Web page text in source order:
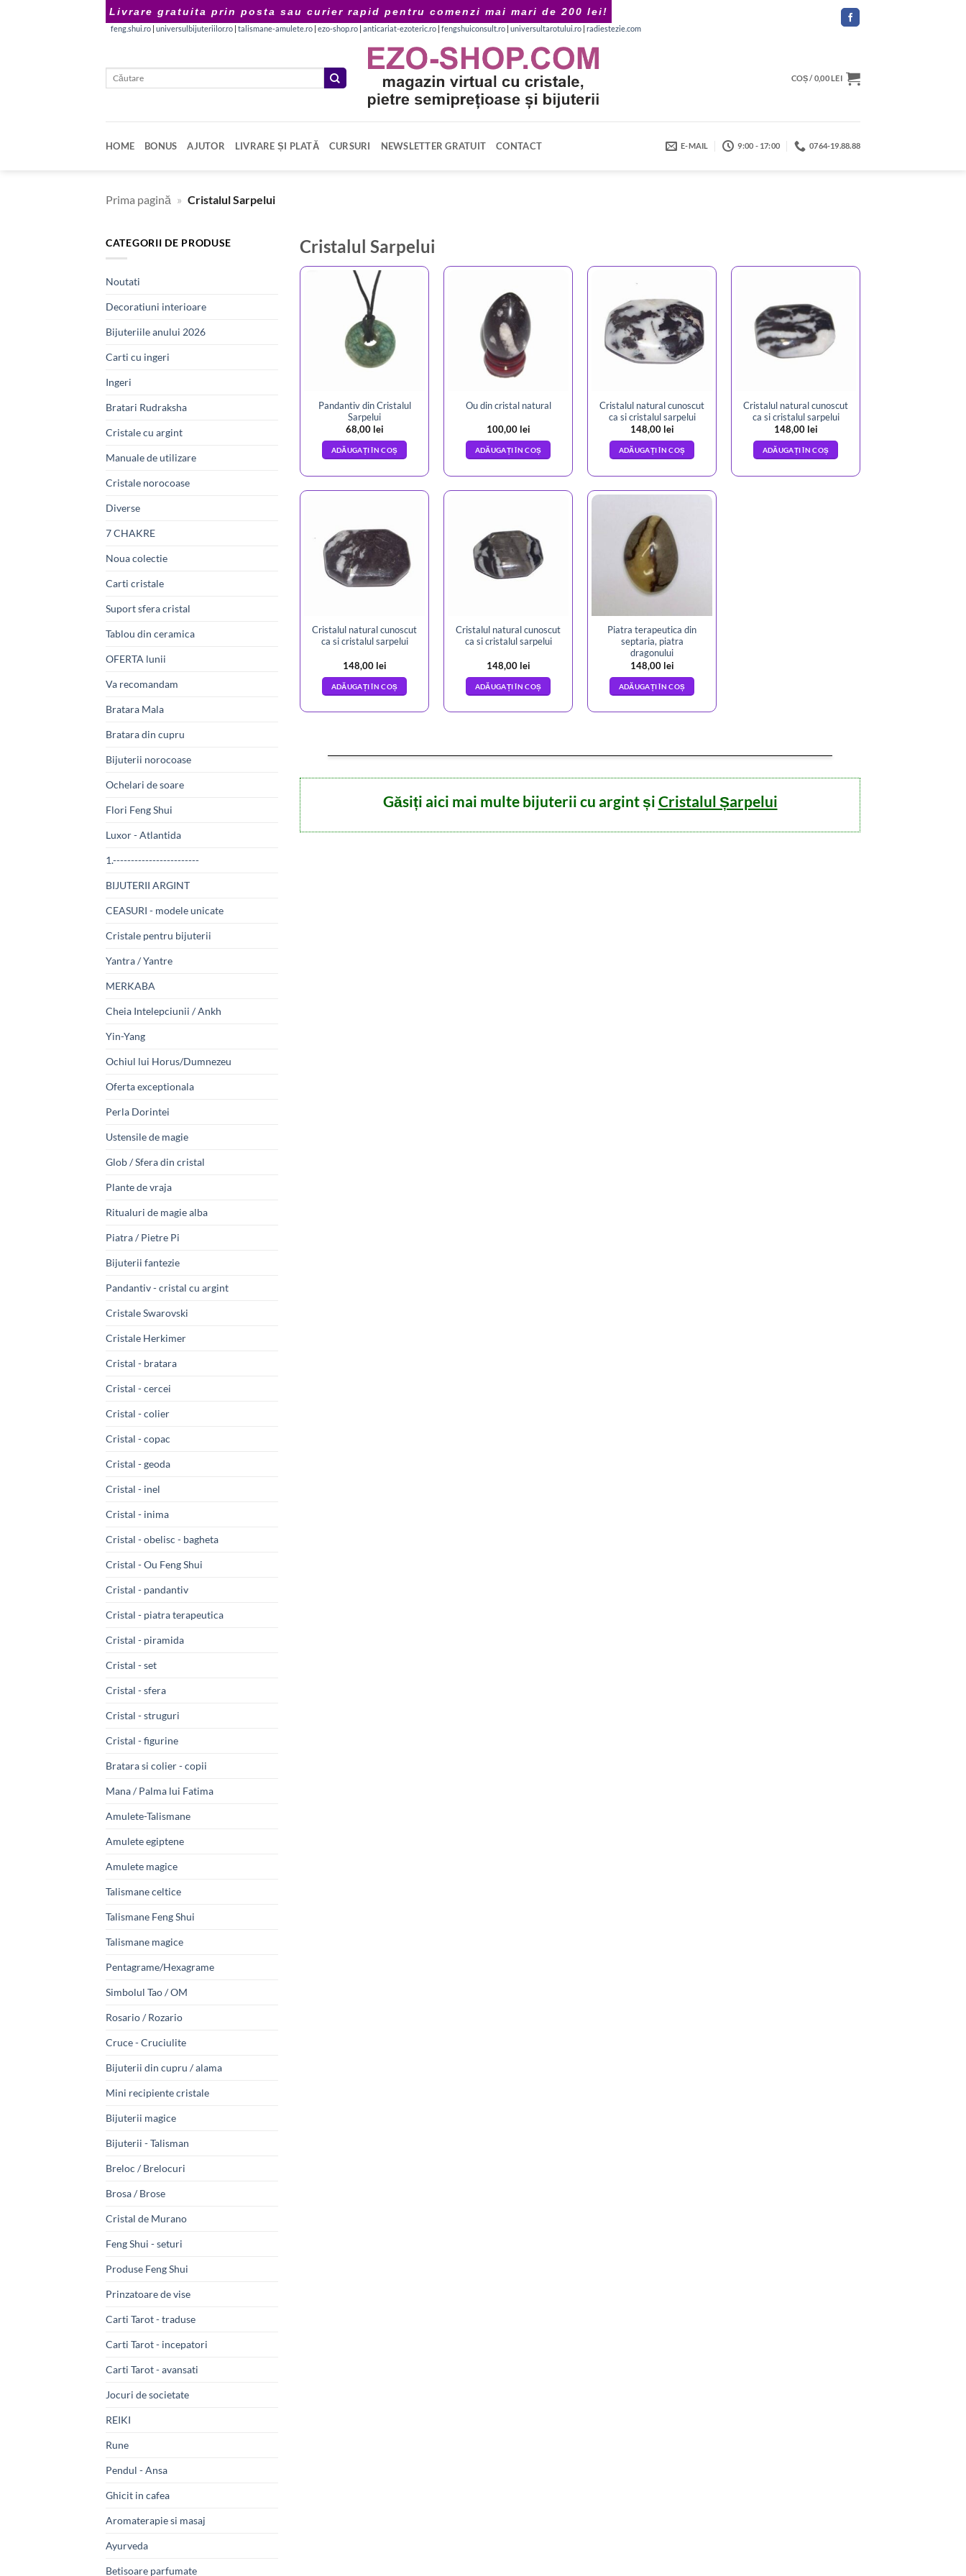
Livrare gratuita prin posta sau curier rapid pentru comenzi mai mari de 200 lei!
feng.shui.ro |universulbijuteriilor.ro |talismane-amulete.ro |ezo-shop.ro |anticariat-ezoteric.ro |fengshuiconsult.ro |universultarotului.ro |radiestezie.com
Caută
COȘ /0,00LEI
HOME BONUS AJUTOR LIVRARE ȘI PLATĂ CURSURI NEWSLETTER GRATUIT CONTACT E-MAIL 9:00 - 17:00 0764-19.88.88
Prima pagină » Cristalul Sarpelui
CATEGORII DE PRODUSE
Noutati
Decoratiuni interioare
Bijuteriile anului 2026
Carti cu ingeri
Ingeri
Bratari Rudraksha
Cristale cu argint
Manuale de utilizare
Cristale norocoase
Diverse
7 CHAKRE
Noua colectie
Carti cristale
Suport sfera cristal
Tablou din ceramica
OFERTA lunii
Va recomandam
Bratara Mala
Bratara din cupru
Bijuterii norocoase
Ochelari de soare
Flori Feng Shui
Luxor - Atlantida
1.------------------------
BIJUTERII ARGINT
CEASURI - modele unicate
Cristale pentru bijuterii
Yantra / Yantre
MERKABA
Cheia Intelepciunii / Ankh
Yin-Yang
Ochiul lui Horus/Dumnezeu
Oferta exceptionala
Perla Dorintei
Ustensile de magie
Glob / Sfera din cristal
Plante de vraja
Ritualuri de magie alba
Piatra / Pietre Pi
Bijuterii fantezie
Pandantiv - cristal cu argint
Cristale Swarovski
Cristale Herkimer
Cristal - bratara
Cristal - cercei
Cristal - colier
Cristal - copac
Cristal - geoda
Cristal - inel
Cristal - inima
Cristal - obelisc - bagheta
Cristal - Ou Feng Shui
Cristal - pandantiv
Cristal - piatra terapeutica
Cristal - piramida
Cristal - set
Cristal - sfera
Cristal - struguri
Cristal - figurine
Bratara si colier - copii
Mana / Palma lui Fatima
Amulete-Talismane
Amulete egiptene
Amulete magice
Talismane celtice
Talismane Feng Shui
Talismane magice
Pentagrame/Hexagrame
Simbolul Tao / OM
Rosario / Rozario
Cruce - Cruciulite
Bijuterii din cupru / alama
Mini recipiente cristale
Bijuterii magice
Bijuterii - Talisman
Breloc / Brelocuri
Brosa / Brose
Cristal de Murano
Feng Shui - seturi
Produse Feng Shui
Prinzatoare de vise
Carti Tarot - traduse
Carti Tarot - incepatori
Carti Tarot - avansati
Jocuri de societate
REIKI
Rune
Pendul - Ansa
Ghicit in cafea
Aromaterapie si masaj
Ayurveda
Betisoare parfumate
Cristalul Sarpelui
Pandantiv din Cristalul
Sarpelui
68,00 lei
ADĂUGAȚI ÎN COȘ
Ou din cristal natural
100,00 lei
ADĂUGAȚI ÎN COȘ
Cristalul natural cunoscut
ca si cristalul sarpelui
148,00 lei
ADĂUGAȚI ÎN COȘ
Cristalul natural cunoscut
ca si cristalul sarpelui
148,00 lei
ADĂUGAȚI ÎN COȘ
Cristalul natural cunoscut
ca si cristalul sarpelui
148,00 lei
ADĂUGAȚI ÎN COȘ
Cristalul natural cunoscut
ca si cristalul sarpelui
148,00 lei
ADĂUGAȚI ÎN COȘ
Piatra terapeutica din
septaria, piatra
dragonului
148,00 lei
ADĂUGAȚI ÎN COȘ
Găsiți aici mai multe bijuterii cu argint și Cristalul Șarpelui